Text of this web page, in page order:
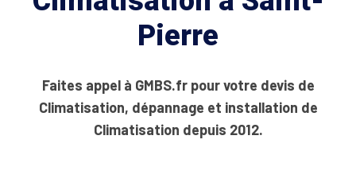
Pierre
Faites appel à GMBS.fr pour votre devis de
Climatisation, dépannage et installation de
Climatisation depuis 2012.